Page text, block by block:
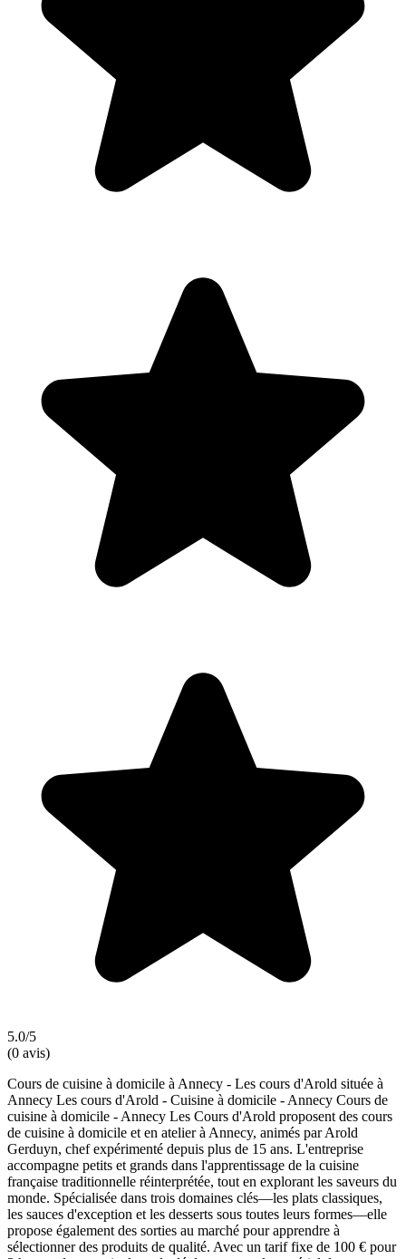
5.0/5
(0 avis)
Cours de cuisine à domicile à Annecy - Les cours d'Arold située à
Annecy Les cours d'Arold - Cuisine à domicile - Annecy Cours de
cuisine à domicile - Annecy Les Cours d'Arold proposent des cours
de cuisine à domicile et en atelier à Annecy, animés par Arold
Gerduyn, chef expérimenté depuis plus de 15 ans. L'entreprise
accompagne petits et grands dans l'apprentissage de la cuisine
française traditionnelle réinterprétée, tout en explorant les saveurs du
monde. Spécialisée dans trois domaines clés—les plats classiques,
les sauces d'exception et les desserts sous toutes leurs formes—elle
propose également des sorties au marché pour apprendre à
sélectionner des produits de qualité. Avec un tarif fixe de 100 € pour